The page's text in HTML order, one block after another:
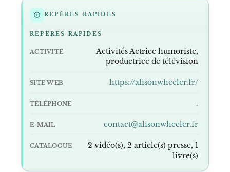
REPÈRES RAPIDES
REPÈRES RAPIDES
ACTIVITÉ
Activités Actrice humoriste,
productrice de télévision
SITE WEB https://alisonwheeler.fr/
TÉLÉPHONE .
E-MAIL contact@alisonwheeler.fr
CATALOGUE
2 vidéo(s), 2 article(s) presse, 1
livre(s)